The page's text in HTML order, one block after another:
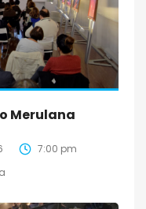
Merulana
7:00 pm